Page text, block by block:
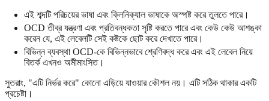
এই শব্দটি পরিচয়ের ভাষা এবং ক্লিনিক্যাল ভাষাকে অস্পষ্ট করে তুলতে পারে।
OCD তীব্র যন্ত্রণা এবং প্রতিবন্ধকতা সৃষ্টি করতে পারে এবং কেউ কেউ আশঙ্কা
করেন যে, এই লেবেলটি সেই কষ্টকে ছোট করে দেখাতে পারে।
বিভিন্ন ব্যবস্থা OCD-কে বিভিন্নভাবে শ্রেণিবদ্ধ করে এবং এই লেবেল নিয়ে
বিতর্ক এখনও অমীমাংসিত।
সুতরাং, "এটি নির্ভর করে" কোনো এড়িয়ে যাওয়ার কৌশল নয়। এটি সঠিক থাকার একটি
প্রচেষ্টা।